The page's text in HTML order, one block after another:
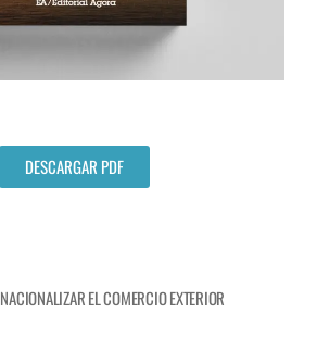
DESCARGAR PDF
NACIONALIZAR EL COMERCIO EXTERIOR